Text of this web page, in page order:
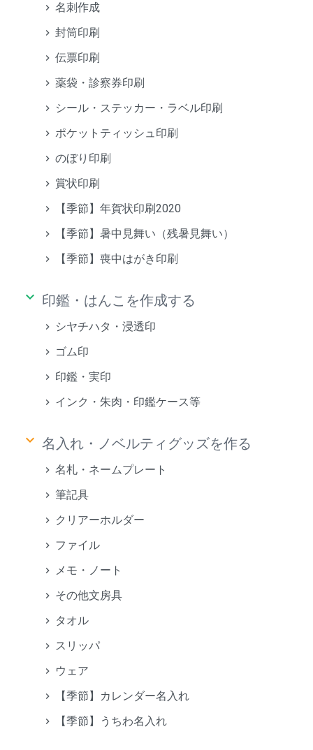
名刺作成
封筒印刷
伝票印刷
薬袋・診察券印刷
シール・ステッカー・ラベル印刷
ポケットティッシュ印刷
のぼり印刷
賞状印刷
【季節】年賀状印刷2020
【季節】暑中見舞い（残暑見舞い）
【季節】喪中はがき印刷
keyboard_arrow_down 印鑑・はんこを作成する
シヤチハタ・浸透印
ゴム印
印鑑・実印
インク・朱肉・印鑑ケース等
keyboard_arrow_down 名入れ・ノベルティグッズを作る
名札・ネームプレート
筆記具
クリアーホルダー
ファイル
メモ・ノート
その他文房具
タオル
スリッパ
ウェア
【季節】カレンダー名入れ
【季節】うちわ名入れ